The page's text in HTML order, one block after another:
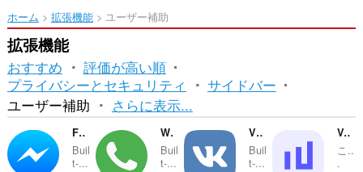
移
動
ホーム 拡張機能 ユーザー補助
拡張機能
おすすめ
評価が高い順
プライバシーとセキュリティ
サイドバー
ユーザー補助
並
べ
替
さらに表示...
Facebook Messenger
Buil
t-...
WhatsApp
Buil
t-...
VKontakte
Buil
t-...
Volume Master
こ..
.